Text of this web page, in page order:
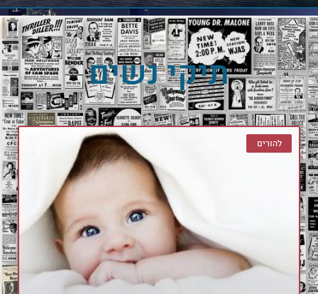
תיקי נשים
להורים